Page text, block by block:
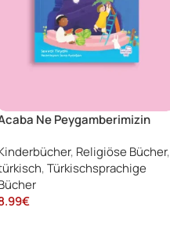
Ne Peygamberimizin
, Religiöse Bücher,
,Türkischsprachige
€